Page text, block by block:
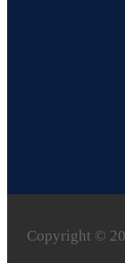
Copyright ©